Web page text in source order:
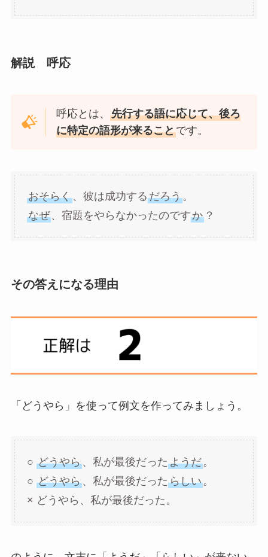
解説 呼応
呼応とは、先行する語に応じて、後ろ
に特定の語形が来ることです。
おそらく、彼は成功するだろう。
なぜ、宿題をやらなかったのですか？
その答えになる理由
「どうやら」を使って例文を作ってみましょう。
○ どうやら、私が最後だったようだ。
○ どうやら、私が最後だったらしい。
× どうやら、私が最後だった。